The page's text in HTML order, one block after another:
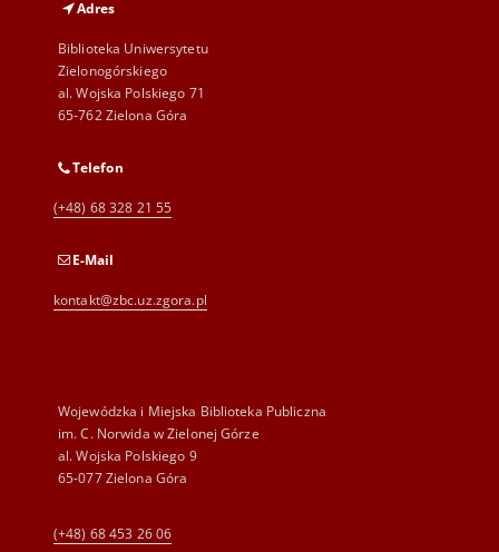
Adres
Biblioteka Uniwersytetu
Zielonogórskiego
al. Wojska Polskiego 71
65-762 Zielona Góra
Telefon
(+48) 68 328 21 55
E-Mail
kontakt@zbc.uz.zgora.pl
Wojewódzka i Miejska Biblioteka Publiczna
im. C. Norwida w Zielonej Górze
al. Wojska Polskiego 9
65-077 Zielona Góra
(+48) 68 453 26 06